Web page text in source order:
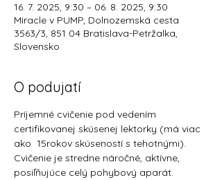
16. 7. 2025, 9:30 – 06. 8. 2025, 9:30
Miracle v PUMP, Dolnozemská cesta
3563/3, 851 04 Bratislava-Petržalka,
Slovensko
O podujatí
Príjemné cvičenie pod vedením
certifikovanej skúsenej lektorky (má viac
ako  15rokov skúseností s tehotnými).
Cvičenie je stredne náročné, aktívne,
posiľňujúce celý pohybový aparát.